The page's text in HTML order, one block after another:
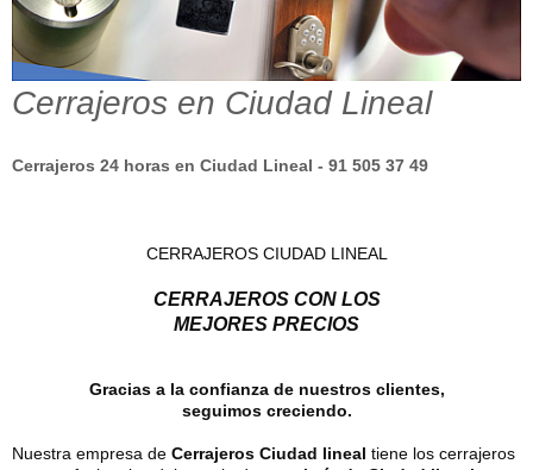
Cerrajeros en Ciudad Lineal
Cerrajeros 24 horas en Ciudad Lineal - 91 505 37 49
CERRAJEROS CIUDAD LINEAL
CERRAJEROS CON LOS
MEJORES PRECIOS
Gracias a la confianza de nuestros clientes,
seguimos creciendo.
Nuestra empresa de Cerrajeros Ciudad lineal tiene los cerrajeros